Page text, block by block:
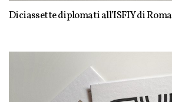
Diciassette diplomati all’ISFIY di Roma